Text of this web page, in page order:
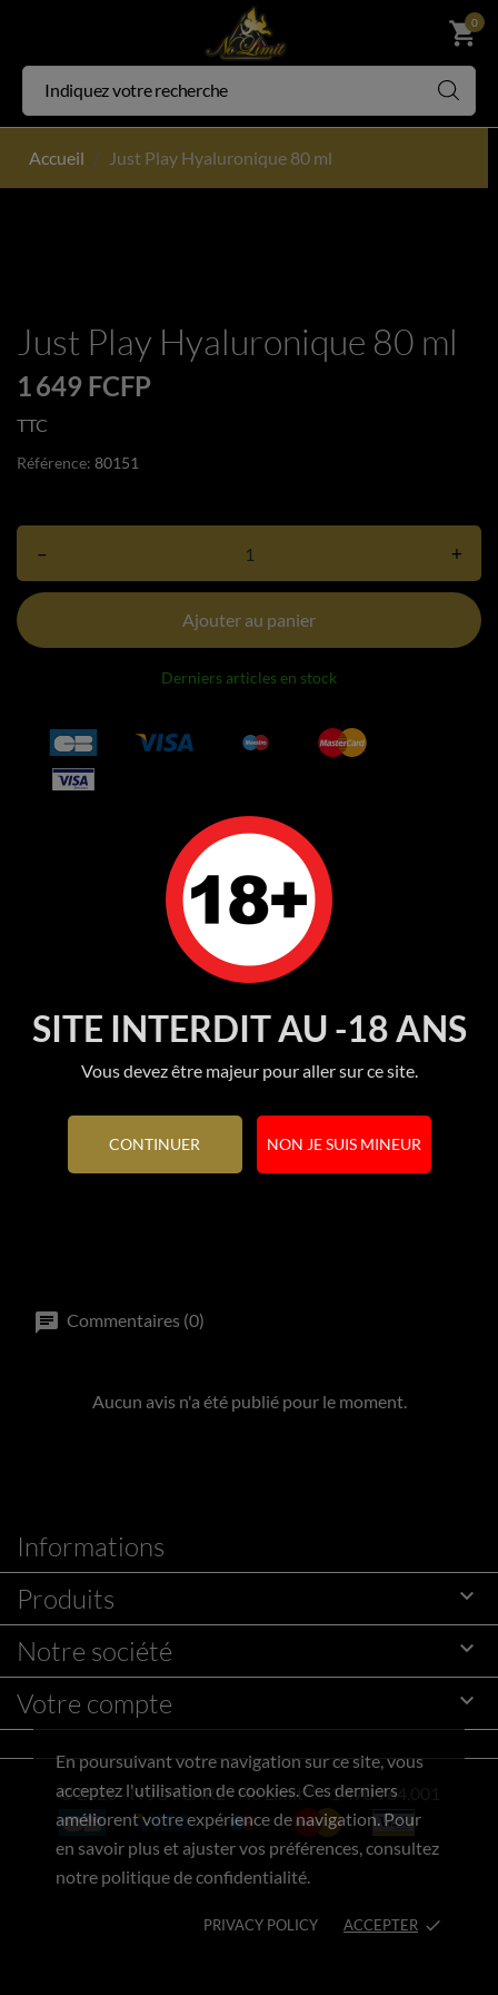
SITE INTERDIT AU -18 ANS
Vous devez être majeur pour aller sur ce site.
CONTINUER NON JE SUIS MINEUR
En poursuivant votre navigation sur ce site, vous
acceptez l'utilisation de cookies. Ces derniers
améliorent votre expérience de navigation. Pour
en savoir plus et ajuster vos préférences, consultez
notre politique de confidentialité.
PRIVACY POLICY ACCEPTER done
shopping_cart
0
Accueil Just Play Hyaluronique 80 ml
Just Play Hyaluronique 80 ml
1 649 FCFP
TTC
Référence: 80151
– +
Ajouter au panier
Derniers articles en stock
DÉTAILS DU PRODUIT
Référence 80151
En stock 1 Article
Références spécifiques
Commentaires (0)
Aucun avis n'a été publié pour le moment.
Informations
Produits

Notre société 
Votre compte 
© 2026 - N'JOY SARL - No Limit™ - 1 470 764.001